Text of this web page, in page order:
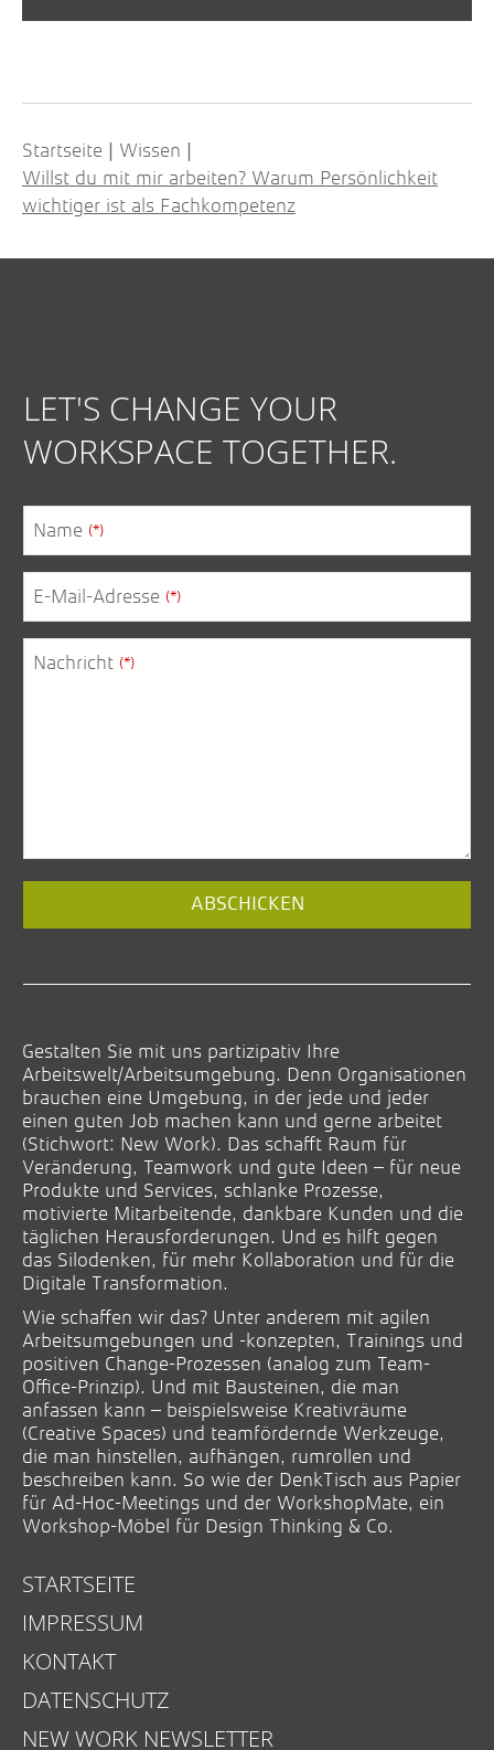
Startseite Wissen
Willst du mit mir arbeiten? Warum Persönlichkeit
wichtiger ist als Fachkompetenz
LET'S CHANGE YOUR
WORKSPACE TOGETHER.
Name (*)
E-Mail-Adresse (*)
Nachricht (*)
ABSCHICKEN
Number (*)
Gestalten Sie mit uns partizipativ Ihre
Arbeitswelt/Arbeitsumgebung. Denn Organisationen
brauchen eine Umgebung, in der jede und jeder
einen guten Job machen kann und gerne arbeitet
(Stichwort: New Work). Das schafft Raum für
Veränderung, Teamwork und gute Ideen – für neue
Produkte und Services, schlanke Prozesse,
motivierte Mitarbeitende, dankbare Kunden und die
täglichen Herausforderungen. Und es hilft gegen
das Silodenken, für mehr Kollaboration und für die
Digitale Transformation.
Wie schaffen wir das? Unter anderem mit agilen
Arbeitsumgebungen und -konzepten, Trainings und
positiven Change-Prozessen (analog zum Team-
Office-Prinzip). Und mit Bausteinen, die man
anfassen kann – beispielsweise Kreativräume
(Creative Spaces) und teamfördernde Werkzeuge,
die man hinstellen, aufhängen, rumrollen und
beschreiben kann. So wie der DenkTisch aus Papier
für Ad-Hoc-Meetings und der WorkshopMate, ein
Workshop-Möbel für Design Thinking & Co.
STARTSEITE
IMPRESSUM
KONTAKT
DATENSCHUTZ
NEW WORK NEWSLETTER